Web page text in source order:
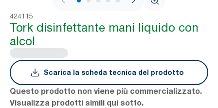
1 / 6
424115
Tork disinfettante mani liquido con
alcol
Scarica la scheda tecnica del prodotto
Questo prodotto non viene più commercializzato.
Visualizza prodotti simili qui sotto.